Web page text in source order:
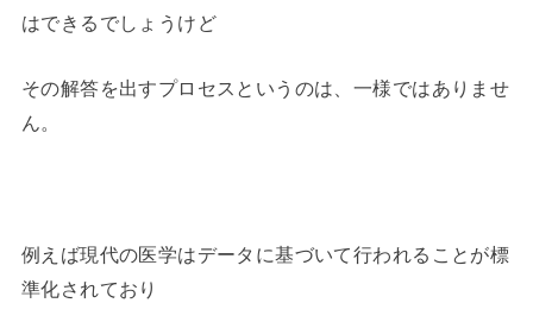
はできるでしょうけど
その解答を出すプロセスというのは、一様ではありませ
ん。
例えば現代の医学はデータに基づいて行われることが標
準化されており